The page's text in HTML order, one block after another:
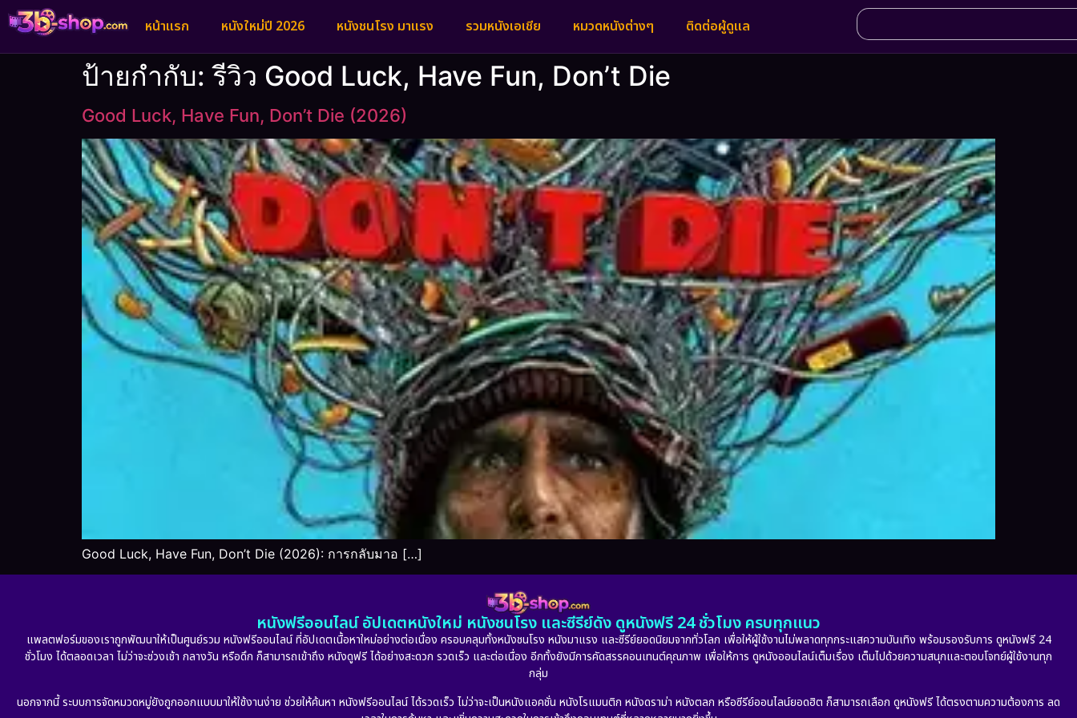
หน้าแรก หนังใหม่ปี 2026 หนังชนโรง มาแรง รวมหนังเอเชีย หมวดหนังต่างๆ ติดต่อผู้ดูแล
ป้ายกำกับ:รีวิว Good Luck, Have Fun, Don’t Die
Good Luck, Have Fun, Don’t Die (2026)
Good Luck, Have Fun, Don’t Die (2026): การกลับมาอ […]
หนังฟรีออนไลน์ อัปเดตหนังใหม่ หนังชนโรง และซีรีย์ดัง ดูหนังฟรี 24 ชั่วโมง ครบทุกแนว
แพลตฟอร์มของเราถูกพัฒนาให้เป็นศูนย์รวม หนังฟรีออนไลน์ ที่อัปเดตเนื้อหาใหม่อย่างต่อเนื่อง ครอบคลุมทั้งหนังชนโรง หนังมาแรง และซีรีย์ยอดนิยมจากทั่วโลก เพื่อให้ผู้ใช้งานไม่พลาดทุกกระแสความบันเทิง พร้อมรองรับการ ดูหนังฟรี 24
ชั่วโมง ได้ตลอดเวลา ไม่ว่าจะช่วงเช้า กลางวัน หรือดึก ก็สามารถเข้าถึง หนังดูฟรี ได้อย่างสะดวก รวดเร็ว และต่อเนื่อง อีกทั้งยังมีการคัดสรรคอนเทนต์คุณภาพ เพื่อให้การ ดูหนังออนไลน์เต็มเรื่อง เต็มไปด้วยความสนุกและตอบโจทย์ผู้ใช้งานทุก
กลุ่ม
นอกจากนี้ ระบบการจัดหมวดหมู่ยังถูกออกแบบมาให้ใช้งานง่าย ช่วยให้ค้นหา หนังฟรีออนไลน์ ได้รวดเร็ว ไม่ว่าจะเป็นหนังแอคชั่น หนังโรแมนติก หนังดราม่า หนังตลก หรือซีรีย์ออนไลน์ยอดฮิต ก็สามารถเลือก ดูหนังฟรี ได้ตรงตามความต้องการ ลด